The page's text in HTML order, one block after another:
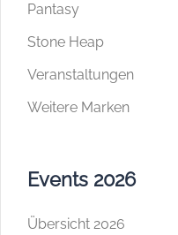
Pantasy
Stone Heap
Veranstaltungen
Weitere Marken
Events 2026
Übersicht 2026